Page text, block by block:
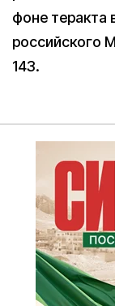
фоне
российского
143.